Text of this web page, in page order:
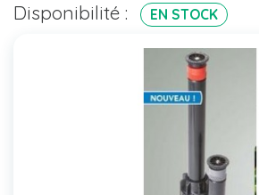
Disponibilité : EN STOCK